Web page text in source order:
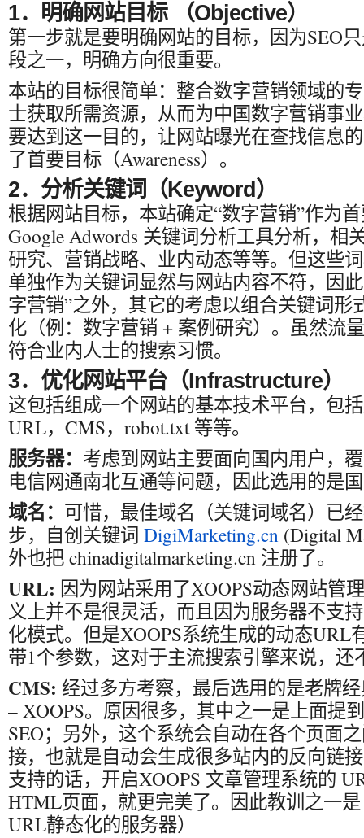
1．明确网站目标 （Objective）
第一步就是要明确网站的目标，因为SEO
段之一，明确方向很重要。
本站的目标很简单：整合数字营销领域的
士获取所需资源，从而为中国数字营销事
要达到这一目的，让网站曝光在查找信息
了首要目标（Awareness）。
2．分析关键词（Keyword）
根据网站目标，本站确定“数字营销”作为
Google Adwords 关键词分析工具分析，相
研究、营销战略、业内动态等等。但这些
单独作为关键词显然与网站内容不符，因
字营销”之外，其它的考虑以组合关键词形
化（例：数字营销 + 案例研究）。虽然流
符合业内人士的搜索习惯。
3．优化网站平台（Infrastructure）
这包括组成一个网站的基本技术平台，包
URL，CMS，robot.txt 等等。
服务器： 考虑到网站主要面向国内用户，
电信网通南北互通等问题，因此选用的是
域名： 可惜，最佳域名（关键词域名）已
步，自创关键词 DigiMarketing.cn (Digital
外也把 chinadigitalmarketing.cn 注册了。
URL: 因为网站采用了XOOPS动态网站管
义上并不是很灵活，而且因为服务器不支
化模式。但是XOOPS系统生成的动态URL
带1个参数，这对于主流搜索引擎来说，还
CMS: 经过多方考察，最后选用的是老牌
– XOOPS。原因很多，其中之一是上面提
SEO；另外，这个系统会自动在各个页面
接，也就是自动会生成很多站内的反向链
支持的话，开启XOOPS 文章管理系统的
HTML页面，就更完美了。因此教训之一
URL静态化的服务器）